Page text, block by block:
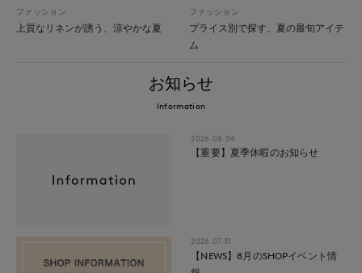
ファッション
上質なリネンが誘う、涼やかな夏
ファッション
プライス別で探す、夏の最旬アイテ
ム
お知らせ
Information
2026.08.04
【重要】夏季休暇のお知らせ
2026.07.31
【NEWS】8月のSHOPイベント情